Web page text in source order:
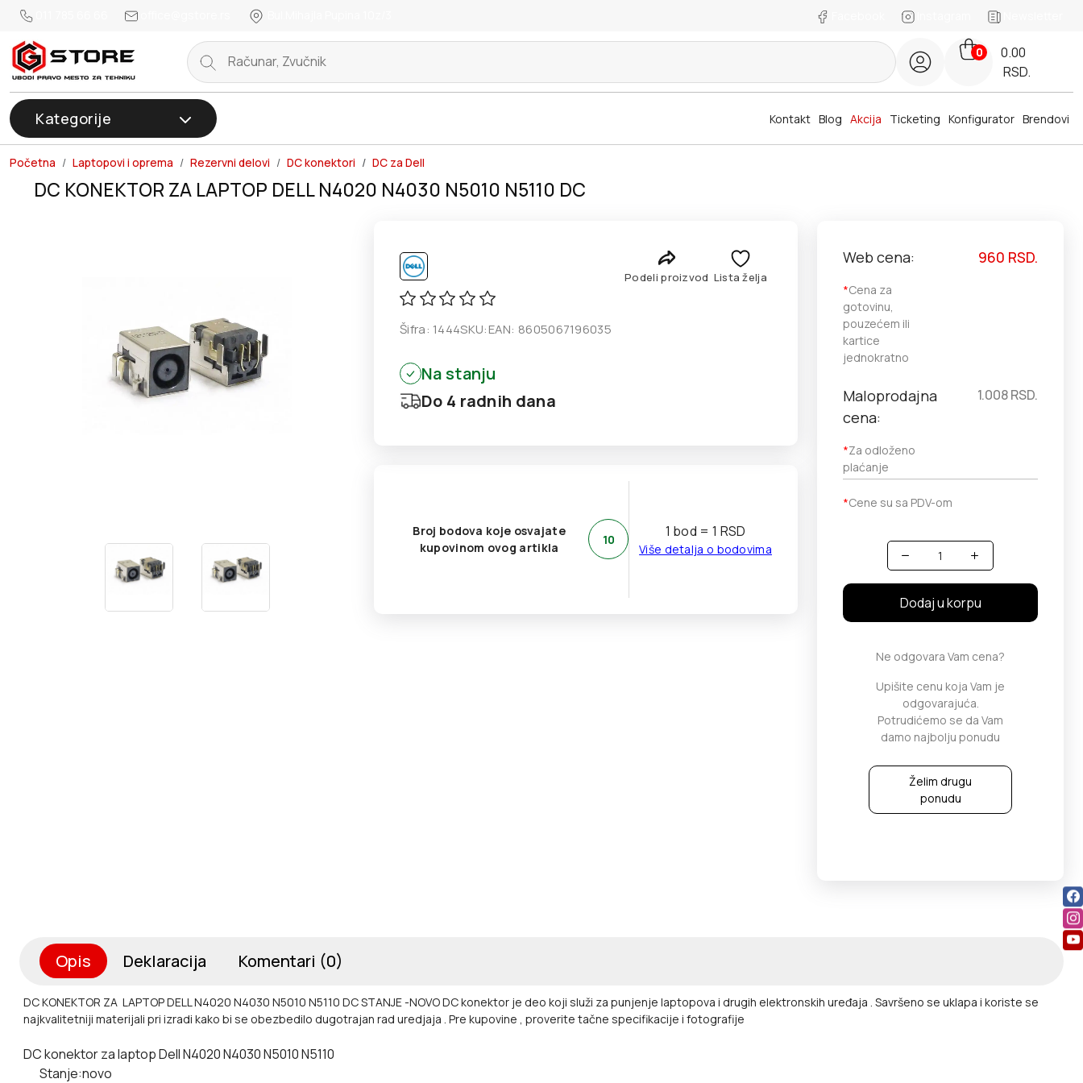
Instagram Newsletter
0
0.00
RSD.
Kategorije Brendovi
Blog Akcija
Kontakt Ticketing Konfigurator
Početna Laptopovi i oprema Rezervni delovi DC konektori DC za Dell
DC KONEKTOR ZA LAPTOP DELL N4020 N4030 N5010 N5110 DC
Podeli proizvod Lista želja
Šifra: 1444SKU:EAN: 8605067196035
Na stanju
Do 4 radnih dana
Broj bodova koje osvajate
kupovinom ovog artikla
10 1 bod = 1 RSD
Više detalja o bodovima
Web cena:
*Cena za
gotovinu,
pouzećem ili
kartice
jednokratno
960 RSD.
Maloprodajna
cena:
*Za odloženo
plaćanje
1.008RSD.
*Cene su sa PDV-om
Količina
Dodaj u korpu
Ne odgovara Vam cena?
Upišite cenu koja Vam je
odgovarajuća.
Potrudićemo se da Vam
damo najbolju ponudu
Želim drugu
ponudu
Opis Deklaracija Komentari (0)
DC KONEKTOR ZA LAPTOP DELL N4020 N4030 N5010 N5110 DC STANJE -NOVO DC konektor je deo koji služi za punjenje laptopova i drugih elektronskih uređaja . Savršeno se uklapa i koriste se
najkvalitetniji materijali pri izradi kako bi se obezbedilo dugotrajan rad uredjaja . Pre kupovine , proverite tačne specifikacije i fotografije
DC konektor za laptop Dell N4020 N4030 N5010 N5110
Stanje:novo